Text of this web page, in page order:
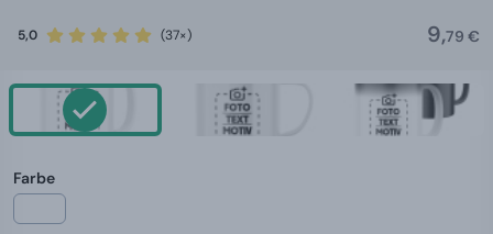
5,0 (37×) 9,79 €
Farbe